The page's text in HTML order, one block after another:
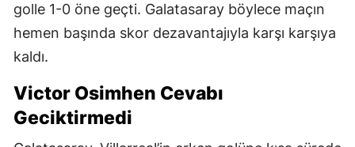
golle 1-0 öne geçti. Galatasaray böylece maçın
hemen başında skor dezavantajıyla karşı karşıya
kaldı.
Victor Osimhen Cevabı
Geciktirmedi